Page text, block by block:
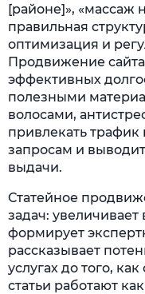
[районе]», «массаж
правильная
оптимизация и
Продвижение
эффективных
полезными
волосами,
привлекать
запросам и
выдачи.
Статейное
задач:
формирует
рассказывает
услугах до того,
статьи работают